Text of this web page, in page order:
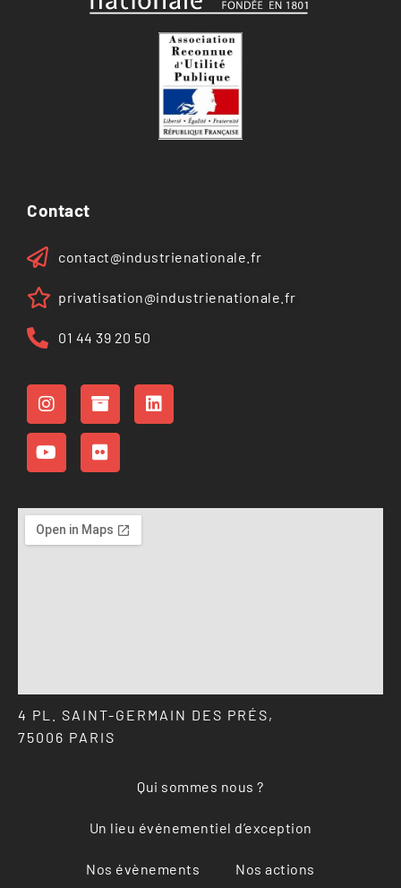
Contact
contact@industrienationale.fr
privatisation@industrienationale.fr
01 44 39 20 50
4 PL. SAINT-GERMAIN DES PRÉS,
75006 PARIS
Qui sommes nous ?
Un lieu événementiel d’exception
Nos évènements Nos actions